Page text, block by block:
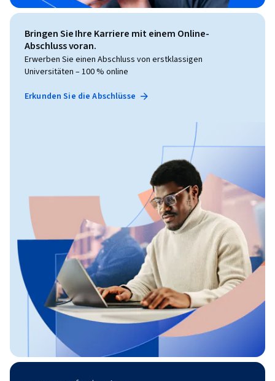
Bringen Sie Ihre Karriere mit einem Online-
Abschluss voran.
Erwerben Sie einen Abschluss von erstklassigen
Universitäten – 100 % online
Erkunden Sie die Abschlüsse